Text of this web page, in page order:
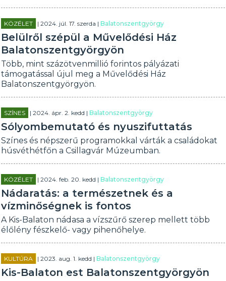
KÖZÉLET | 2024. júl. 17. szerda |Balatonszentgyörgy
Belülről szépül a Művelődési Ház
Balatonszentgyörgyön
Több, mint százötvenmillió forintos pályázati
támogatással újul meg a Művelődési Ház
Balatonszentgyörgyön.
SZÍNES | 2024. ápr. 2. kedd |Balatonszentgyörgy
Sólyombemutató és nyuszifuttatás
Színes és népszerű programokkal várták a családokat
húsvéthétfőn a Csillagvár Múzeumban.
KÖZÉLET | 2024. feb. 20. kedd |Balatonszentgyörgy
Nádaratás: a természetnek és a
vízminőségnek is fontos
A Kis-Balaton nádasa a vízszűrő szerep mellett több
élőlény fészkelő- vagy pihenőhelye.
KULTÚRA | 2023. aug. 1. kedd |Balatonszentgyörgy
Kis-Balaton est Balatonszentgyörgyön